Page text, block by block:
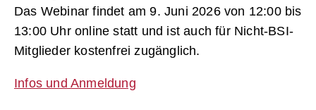
Das Webinar findet am 9. Juni 2026 von 12:00 bis
13:00 Uhr online statt und ist auch für Nicht-BSI-
Mitglieder kostenfrei zugänglich.
Infos und Anmeldung